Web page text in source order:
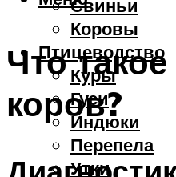
Свиньи
Коровы
Птицеводство
Куры
Гуси
Индюки
Перепела
Утки
Что
коров?